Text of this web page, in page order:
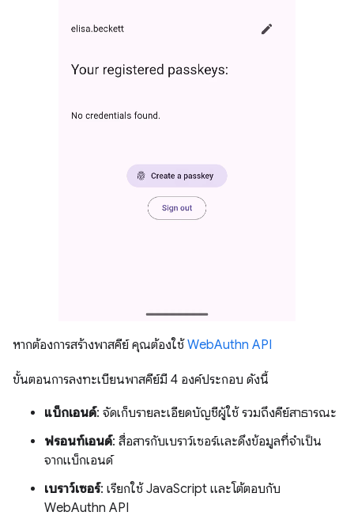
หากต้องการสร้างพาสคีย์ คุณต้องใช้WebAuthn API
ขั้นตอนการลงทะเบียนพาสคีย์มี 4 องค์ประกอบ ดังนี้
แบ็กเอนด์: จัดเก็บรายละเอียดบัญชีผู้ใช้ รวมถึงคีย์สาธารณะ
ฟรอนท์เอนด์: สื่อสารกับเบราว์เซอร์และดึงข้อมูลที่จำเป็น
จากแบ็กเอนด์
เบราว์เซอร์: เรียกใช้ JavaScript และโต้ตอบกับ
WebAuthn API